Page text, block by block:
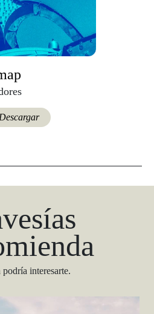
Descargar
podría interesarte.